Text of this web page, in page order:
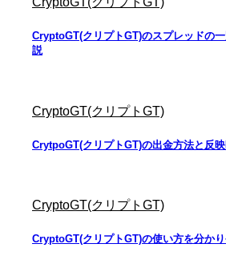
CryptoGT(クリプトGT)のスプレッドの
説
CryptoGT(クリプトGT)
CrytpoGT(クリプトGT)の出金方法と反
CryptoGT(クリプトGT)
CryptoGT(クリプトGT)の使い方を分か